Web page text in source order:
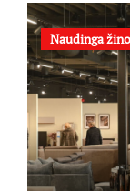
Naudinga